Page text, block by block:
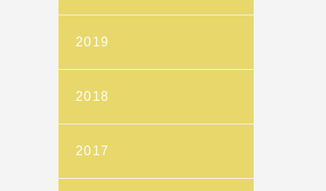
2019
2018
2017